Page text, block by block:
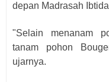
depan Madrasah
"Selain menanam
tanam pohon
ujarnya.